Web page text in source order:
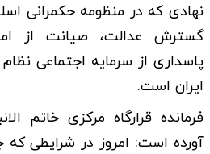
نهادی که در منظومه حکمرانی
گسترش عدالت، صیانت از
پاسداری از سرمایه اجتماعی
ایران است.
فرمانده قرارگاه مرکزی خاتم
آورده است: امروز در شرایطی که